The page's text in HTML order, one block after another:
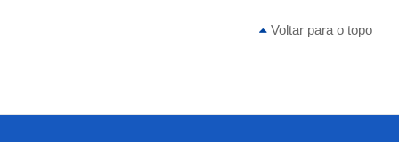
Voltar para o topo